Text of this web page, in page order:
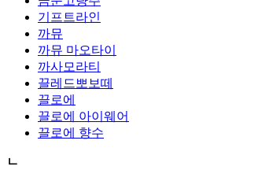
기프트라인
까뮤
까뮤 마오타이
까사모라티
끌레드뽀보떼
끌로에
끌로에 아이웨어
끌로에 향수
ㄴ